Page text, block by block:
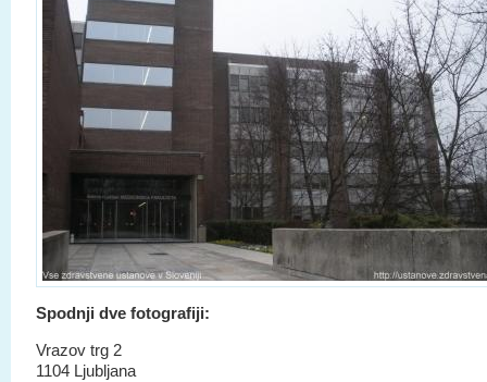
Spodnji dve fotografiji:
Vrazov trg 2
1104 Ljubljana